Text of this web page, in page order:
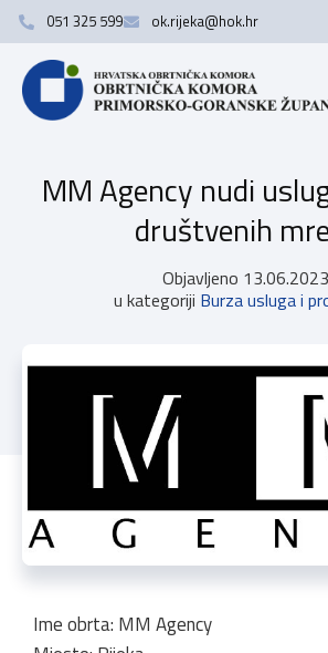
051 325 599 ok.rijeka@hok.hr
MM Agency nudi
društvenih
Objavljeno
u kategoriji Burza usluga i
Ime obrta: MM Agency